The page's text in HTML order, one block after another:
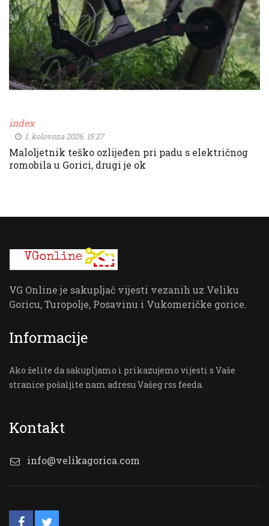
index
1. kolovoza 2026. 15:27
Maloljetnik teško ozlijeđen pri padu s električnog
romobila u Gorici, drugi je ok
VG Online je sakupljač vijesti vezanih uz Veliku
Goricu, Turopolje, Posavinu i Vukomeričke gorice.
Informacije
Ako želite da sakupljamo i prikazujemo vijesti s Vaše
stranice pošaljite nam adresu Vašeg rss feeda.
Kontakt
info@velikagorica.com